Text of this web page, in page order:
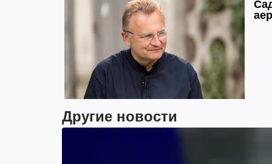
Другие новости